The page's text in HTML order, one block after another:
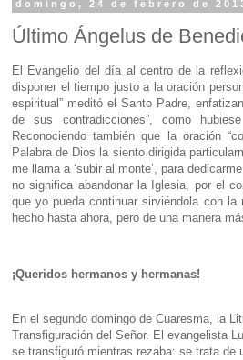
domingo, 24 de febrero de
Último Ángelus de
El Evangelio del día al centro de la
disponer el tiempo justo a la oración
espiritual” meditó el Santo Padre,
de sus contradicciones”, como
Reconociendo también que la oración
Palabra de Dios la siento dirigida
me llama a ‘subir al monte’, para
no significa abandonar la Iglesia, por el
que yo pueda continuar sirviéndola con
hecho hasta ahora, pero de una manera
¡Queridos hermanos y hermanas!
En el segundo domingo de Cuaresma, la
Transfiguración del Señor. El evangelista
se transfiguró mientras rezaba: se trata de